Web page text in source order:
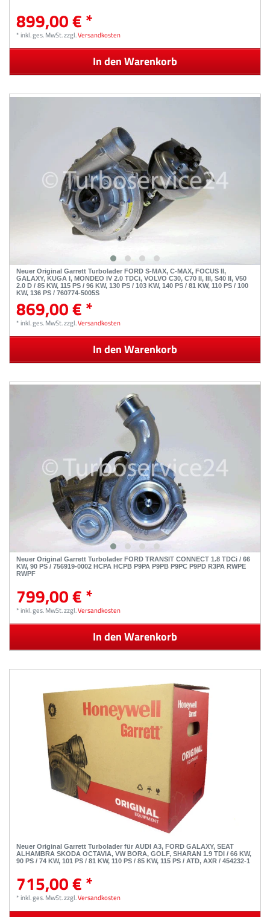
899,00 € *
*inkl. ges. MwSt.zzgl.Versandkosten
In den Warenkorb
Neuer Original Garrett Turbolader FORD S-MAX, C-MAX, FOCUS II,
GALAXY, KUGA I, MONDEO IV 2.0 TDCi, VOLVO C30, C70 II, III, S40 II, V50
2.0 D / 85 KW, 115 PS / 96 KW, 130 PS / 103 KW, 140 PS / 81 KW, 110 PS / 100
KW, 136 PS / 760774-5005S
869,00 € *
*inkl. ges. MwSt.zzgl.Versandkosten
In den Warenkorb
Neuer Original Garrett Turbolader FORD TRANSIT CONNECT 1.8 TDCi / 66
KW, 90 PS / 756919-0002 HCPA HCPB P9PA P9PB P9PC P9PD R3PA RWPE
RWPF
799,00 € *
*inkl. ges. MwSt.zzgl.Versandkosten
In den Warenkorb
Neuer Original Garrett Turbolader für AUDI A3, FORD GALAXY, SEAT
ALHAMBRA SKODA OCTAVIA, VW BORA, GOLF, SHARAN 1.9 TDI / 66 KW,
90 PS / 74 KW, 101 PS / 81 KW, 110 PS / 85 KW, 115 PS / ATD, AXR / 454232-1
715,00 € *
*inkl. ges. MwSt.zzgl.Versandkosten